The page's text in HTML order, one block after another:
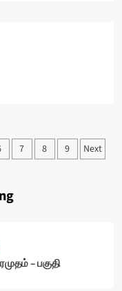
7 8 9 Next
– பகுதி